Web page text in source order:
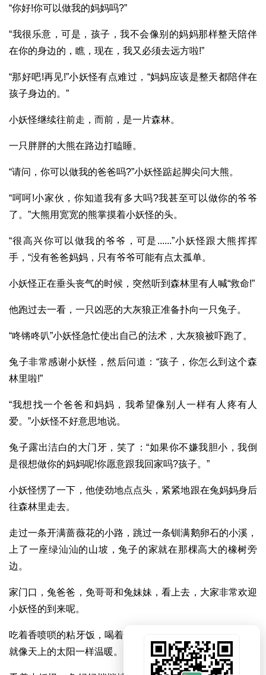
“你好!你可以做我的妈妈吗?”
“我很乐意，可是，孩子，我不会像别的妈妈那样整天陪伴
在你的身边的，瞧，现在，我又必须去远方啦!”
“那好吧!再见!”小妖怪有点难过，“妈妈应该是整天都陪伴在
孩子身边的。”
小妖怪继续往前走，而前，是一片森林。
一只胖胖的大熊在路边打瞌睡。
“请问，你可以做我的爸爸吗?”小妖怪踮起脚尖问大熊。
“呵呵!小家伙，你知道我有多大吗?我甚至可以做你的爷爷
了。”大熊用宽宽的熊掌摸着小妖怪的头。
“很高兴你可以做我的爷爷，可是......”小妖怪跟大熊挥挥
手，“没有爸爸妈妈，只有爷爷可能有点太孤单。
小妖怪正在垂头丧气的时候，突然听到森林里有人喊“救命!”
他跑过去一看，一只凶恶的大灰狼正准备扑向一只兔子。
“咚锵咚叭”小妖怪急忙使出自己的法术，大灰狼被吓跑了。
兔子非常感谢小妖怪，然后问道：“孩子，你怎么到这个森
林里啦!”
“我想找一个爸爸和妈妈，我希望像别人一样有人疼有人
爱。”小妖怪不好意思地说。
兔子露出洁白的大门牙，笑了：“如果你不嫌我胆小，我倒
是很想做你的妈妈呢!你愿意跟我回家吗?孩子。”
小妖怪愣了一下，他使劲地点点头，紧紧地跟在兔妈妈身后
往森林里走去。
走过一条开满蔷薇花的小路，跳过一条钏满鹅卵石的小溪，
上了一座绿汕汕的山坡，兔子的家就在那棵高大的橡树旁
边。
家门口，兔爸爸，免哥哥和兔妹妹，看上去，大家非常欢迎
小妖怪的到来呢。
吃着香喷唢的粘牙饭，喝着热乎乎的萝卜汤，小妖怪的心里
就像天上的太阳一样温暖。